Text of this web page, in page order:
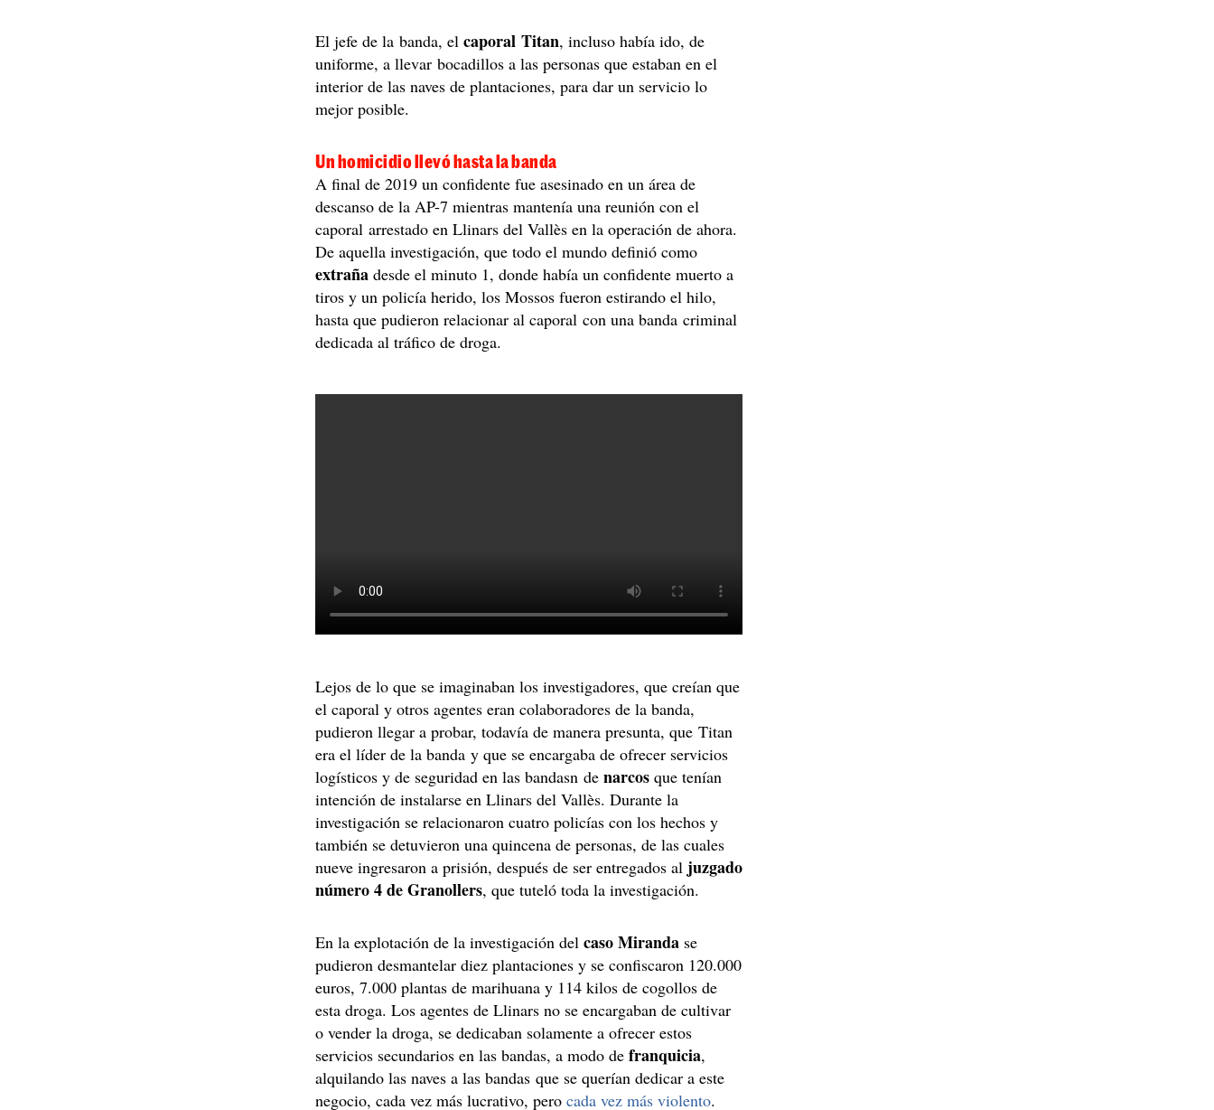
El jefe de la banda, elcaporal Titan, incluso había ido, de
uniforme, a llevar bocadillos a las personas que estaban en el
interior de las naves de plantaciones, para dar un servicio lo
mejor posible.
Un homicidio llevó hasta la banda
A final de 2019 un confidente fue asesinado en un área de
descanso de la AP-7 mientras mantenía una reunión con el
caporal arrestado en Llinars del Vallès en la operación de ahora.
De aquella investigación, que todo el mundo definió como
extraña desde el minuto 1, donde había un confidente muerto a
tiros y un policía herido, los Mossos fueron estirando el hilo,
hasta que pudieron relacionar al caporal con una banda criminal
dedicada al tráfico de droga.
Lejos de lo que se imaginaban los investigadores, que creían que
el caporal y otros agentes eran colaboradores de la banda,
pudieron llegar a probar, todavía de manera presunta, que Titan
era el líder de la banda y que se encargaba de ofrecer servicios
logísticos y de seguridad en las bandasn denarcos que tenían
intención de instalarse en Llinars del Vallès. Durante la
investigación se relacionaron cuatro policías con los hechos y
también se detuvieron una quincena de personas, de las cuales
nueve ingresaron a prisión, después de ser entregados al juzgado
número 4 de Granollers, que tuteló toda la investigación.
En la explotación de la investigación delcaso Miranda se
pudieron desmantelar diez plantaciones y se confiscaron 120.000
euros, 7.000 plantas de marihuana y 114 kilos de cogollos de
esta droga. Los agentes de Llinars no se encargaban de cultivar
o vender la droga, se dedicaban solamente a ofrecer estos
servicios secundarios en las bandas, a modo defranquicia,
alquilando las naves a las bandas que se querían dedicar a este
negocio, cada vez más lucrativo, perocada vez más violento.